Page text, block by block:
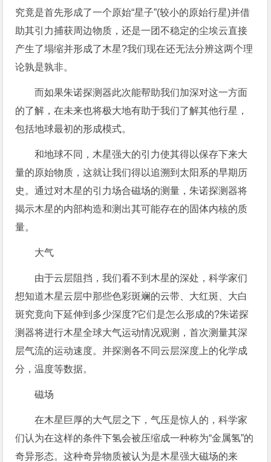
究竟是首先形成了一个原始“星子”(较小的原始行星)并借
助其引力捕获周边物质，还是一团不稳定的尘埃云直接
产生了塌缩并形成了木星?我们现在还无法分辨这两个理
论孰是孰非。
而如果朱诺探测器此次能帮助我们加深对这一方面
的了解，在未来也将极大地有助于我们了解其他行星，
包括地球最初的形成模式。
和地球不同，木星强大的引力使其得以保存下来大
量的原始物质，这就让我们得以追溯到太阳系的早期历
史。通过对木星的引力场合磁场的测量，朱诺探测器将
揭示木星的内部构造和测出其可能存在的固体内核的质
量。
大气
由于云层阻挡，我们看不到木星的深处，科学家们
想知道木星云层中那些色彩斑斓的云带、大红斑、大白
斑究竟向下延伸到多少深度?它们是怎么形成的?朱诺探
测器将进行木星全球大气运动情况观测，首次测量其深
层气流的运动速度。并探测各不同云层深度上的化学成
分，温度等数据。
磁场
在木星巨厚的大气层之下，气压是惊人的，科学家
们认为在这样的条件下氢会被压缩成一种称为“金属氢”的
奇异形态。这种奇异物质被认为是木星强大磁场的来